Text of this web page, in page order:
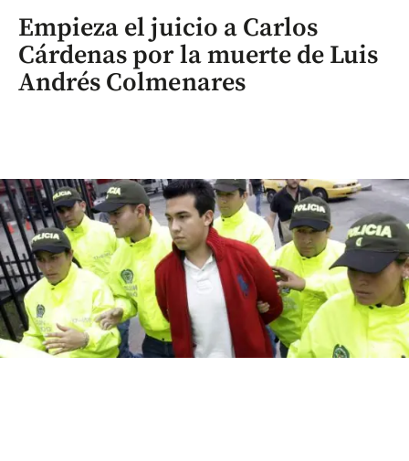
Empieza el juicio a Carlos
Cárdenas por la muerte de Luis
Andrés Colmenares